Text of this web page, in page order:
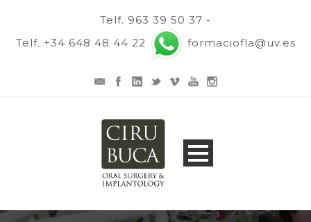
Telf. 963 39 50 37 -
Telf. +34 648 48 44 22
formaciofla@uv.es